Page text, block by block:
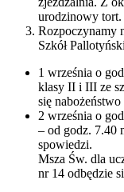
urodzinowy tort.
Rozpoczynamy
Szkół
1 września o
klasy II i III ze
się
2 września o
– od godz. 7.40
spowiedzi.
Msza Św. dla
nr 14 odbędzie